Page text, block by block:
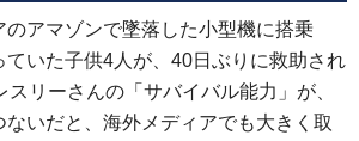
のアマゾンで墜落した小型機に搭乗
ていた子供4人が、40日ぶりに救助され
リーさんの「サバイバル能力」が、
ないだと、海外メディアでも大きく取